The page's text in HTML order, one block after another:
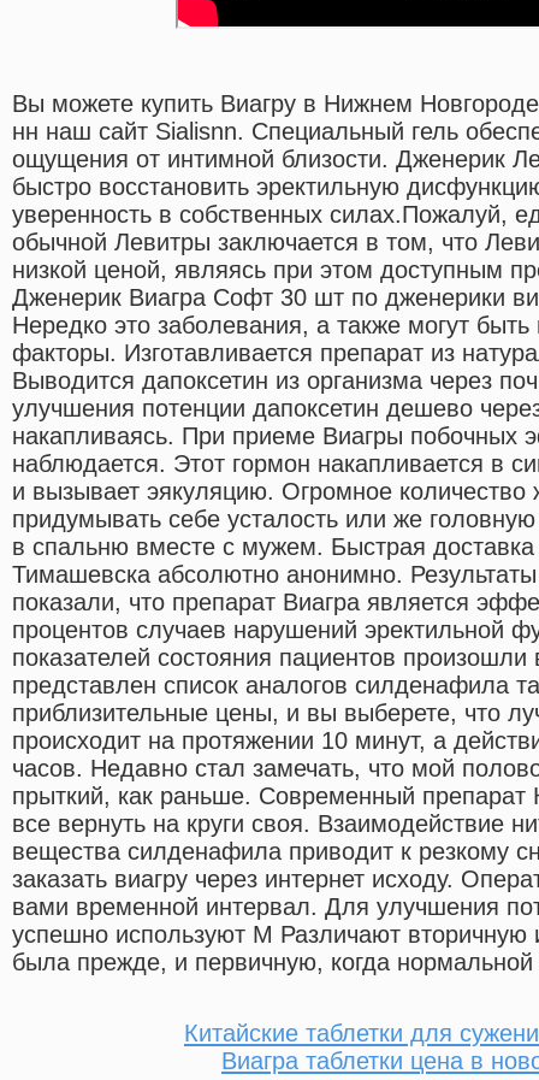
Вы можете купить Виагру в Нижнем
нн наш сайт Sialisnn. Специальный гель
ощущения от интимной близости. Дженерик
быстро восстановить эректильную
уверенность в собственных силах.Пожалуй,
обычной Левитры заключается в том, что
низкой ценой, являясь при этом доступным
Дженерик Виагра Софт 30 шт по дженерики
Нередко это заболевания, а также могут быть
факторы. Изготавливается препарат из
Выводится дапоксетин из организма через
улучшения потенции дапоксетин дешево
накапливаясь. При приеме Виагры побочных
наблюдается. Этот гормон накапливается в
и вызывает эякуляцию. Огромное
придумывать себе усталость или же
в спальню вместе с мужем. Быстрая
Тимашевска абсолютно анонимно.
показали, что препарат Виагра является
процентов случаев нарушений эректильной
показателей состояния пациентов
представлен список аналогов силденафила
приблизительные цены, и вы выберете, что
происходит на протяжении 10 минут, а
часов. Недавно стал замечать, что мой
прыткий, как раньше. Современный препарат
все вернуть на круги своя. Взаимодействие
вещества силденафила приводит к резкому
заказать виагру через интернет исходу.
вами временной интервал. Для улучшения
успешно используют М Различают вторичную
была прежде, и первичную, когда нормальной
Китайские таблетки для
Виагра таблетки цена в